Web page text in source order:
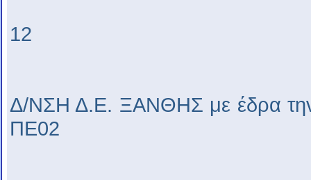
12
Δ/ΝΣΗ Δ.Ε. ΞΑΝΘΗΣ με έδρα
ΠΕ02